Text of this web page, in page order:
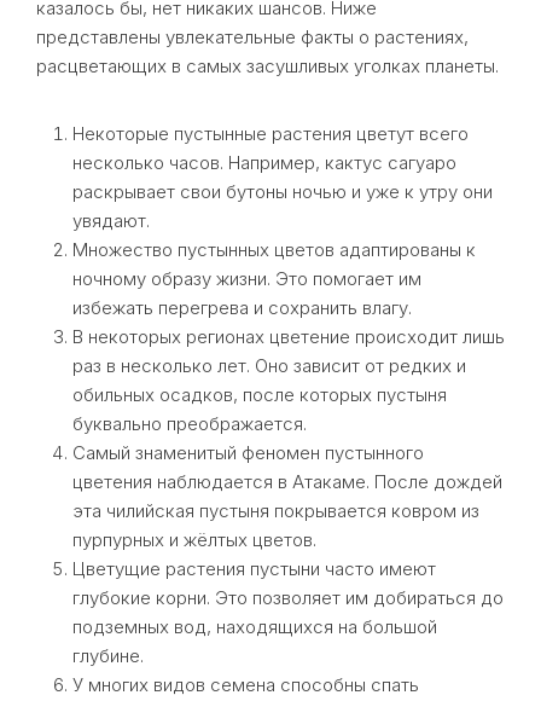
казалось бы, нет никаких шансов. Ниже
представлены увлекательные факты о растениях,
расцветающих в самых засушливых уголках планеты.
Некоторые пустынные растения цветут всего
несколько часов. Например, кактус сагуаро
раскрывает свои бутоны ночью и уже к утру они
увядают.
Множество пустынных цветов адаптированы к
ночному образу жизни. Это помогает им
избежать перегрева и сохранить влагу.
В некоторых регионах цветение происходит лишь
раз в несколько лет. Оно зависит от редких и
обильных осадков, после которых пустыня
буквально преображается.
Самый знаменитый феномен пустынного
цветения наблюдается в Атакаме. После дождей
эта чилийская пустыня покрывается ковром из
пурпурных и жёлтых цветов.
Цветущие растения пустыни часто имеют
глубокие корни. Это позволяет им добираться до
подземных вод, находящихся на большой
глубине.
У многих видов семена способны спать